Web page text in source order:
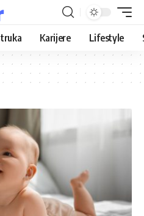
Karijere Lifestyle